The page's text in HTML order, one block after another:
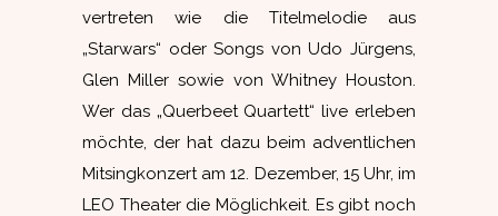
vertreten wie die Titelmelodie aus
„Starwars“ oder Songs von Udo Jürgens,
Glen Miller sowie von Whitney Houston.
Wer das „Querbeet Quartett“ live erleben
möchte, der hat dazu beim adventlichen
Mitsingkonzert am 12. Dezember, 15 Uhr, im
LEO Theater die Möglichkeit. Es gibt noch